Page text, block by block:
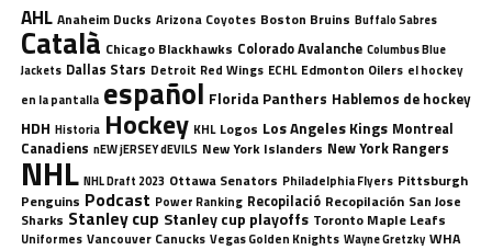
AHL Anaheim Ducks Arizona Coyotes Boston Bruins Buffalo Sabres
Català Chicago Blackhawks Colorado Avalanche Columbus Blue
Jackets Dallas Stars Detroit Red Wings ECHL Edmonton Oilers el hockey
en la pantalla español Florida Panthers Hablemos de hockey
HDH Historia Hockey KHL Logos Los Angeles Kings Montreal
Canadiens nEW jERSEY dEVILS New York Islanders New York Rangers
NHL NHL Draft 2023 Ottawa Senators Philadelphia Flyers Pittsburgh
Penguins Podcast Power Ranking Recopilació Recopilación San Jose
Sharks Stanley cup Stanley cup playoffs Toronto Maple Leafs
Uniformes Vancouver Canucks Vegas Golden Knights Wayne Gretzky WHA